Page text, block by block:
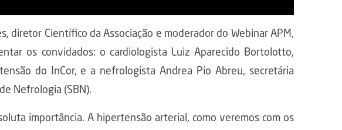
diretor Científico da Associação e moderador do Webinar APM,
os convidados: o cardiologista Luiz Aparecido Bortolotto,
do InCor, e a nefrologista Andrea Pio Abreu, secretária
Nefrologia (SBN).
importância. A hipertensão arterial, como veremos com os